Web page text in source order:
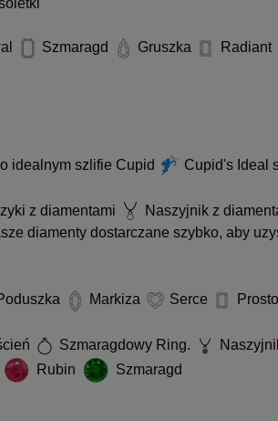
Szmaragd Gruszka Radiant
idealnym szlifie Cupid Cupid's Ideal
z diamentami
Naszyjnik z
diamenty dostarczane szybko, aby
Markiza Serce
Szmaragdowy Ring.
Rubin
Szmaragd